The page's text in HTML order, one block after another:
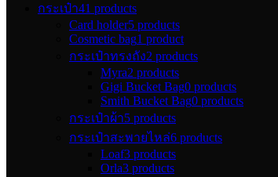
กระเป๋า41 products
Card holder5 products
Cosmetic bag1 product
กระเป๋าทรงถัง2 products
Myra2 products
Gigi Bucket Bag0 products
Smith Bucket Bag0 products
กระเป๋าผ้า5 products
กระเป๋าสะพายไหล่6 products
Loaf3 products
Orla3 products